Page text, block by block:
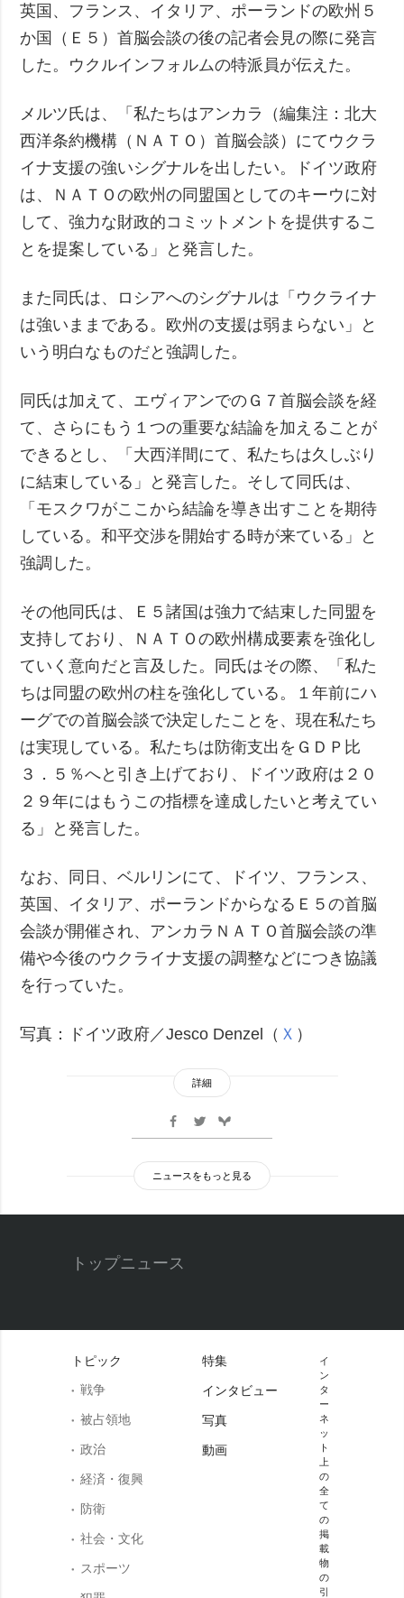
英国、フランス、イタリア、ポーランドの欧州５
か国（Ｅ５）首脳会談の後の記者会見の際に発言
した。ウクルインフォルムの特派員が伝えた。
メルツ氏は、「私たちはアンカラ（編集注：北大
西洋条約機構（ＮＡＴＯ）首脳会談）にてウクラ
イナ支援の強いシグナルを出したい。ドイツ政府
は、ＮＡＴＯの欧州の同盟国としてのキーウに対
して、強力な財政的コミットメントを提供するこ
とを提案している」と発言した。
また同氏は、ロシアへのシグナルは「ウクライナ
は強いままである。欧州の支援は弱まらない」と
いう明白なものだと強調した。
同氏は加えて、エヴィアンでのＧ７首脳会談を経
て、さらにもう１つの重要な結論を加えることが
できるとし、「大西洋間にて、私たちは久しぶり
に結束している」と発言した。そして同氏は、
「モスクワがここから結論を導き出すことを期待
している。和平交渉を開始する時が来ている」と
強調した。
その他同氏は、Ｅ５諸国は強力で結束した同盟を
支持しており、ＮＡＴＯの欧州構成要素を強化し
ていく意向だと言及した。同氏はその際、「私た
ちは同盟の欧州の柱を強化している。１年前にハ
ーグでの首脳会談で決定したことを、現在私たち
は実現している。私たちは防衛支出をＧＤＰ比
３．５％へと引き上げており、ドイツ政府は２０
２９年にはもうこの指標を達成したいと考えてい
る」と発言した。
なお、同日、ベルリンにて、ドイツ、フランス、
英国、イタリア、ポーランドからなるＥ５の首脳
会談が開催され、アンカラＮＡＴＯ首脳会談の準
備や今後のウクライナ支援の調整などにつき協議
を行っていた。
写真：ドイツ政府／Jesco Denzel（ Ｘ ）
詳細
ニュースをもっと見る
トップニュース
トピック
戦争
被占領地
政治
経済・復興
防衛
社会・文化
スポーツ
特集
インタビュー
写真
動画
イ
ン
タ
ー
ネ
ッ
ト
上
の
全
て
の
掲
載
物
の
引